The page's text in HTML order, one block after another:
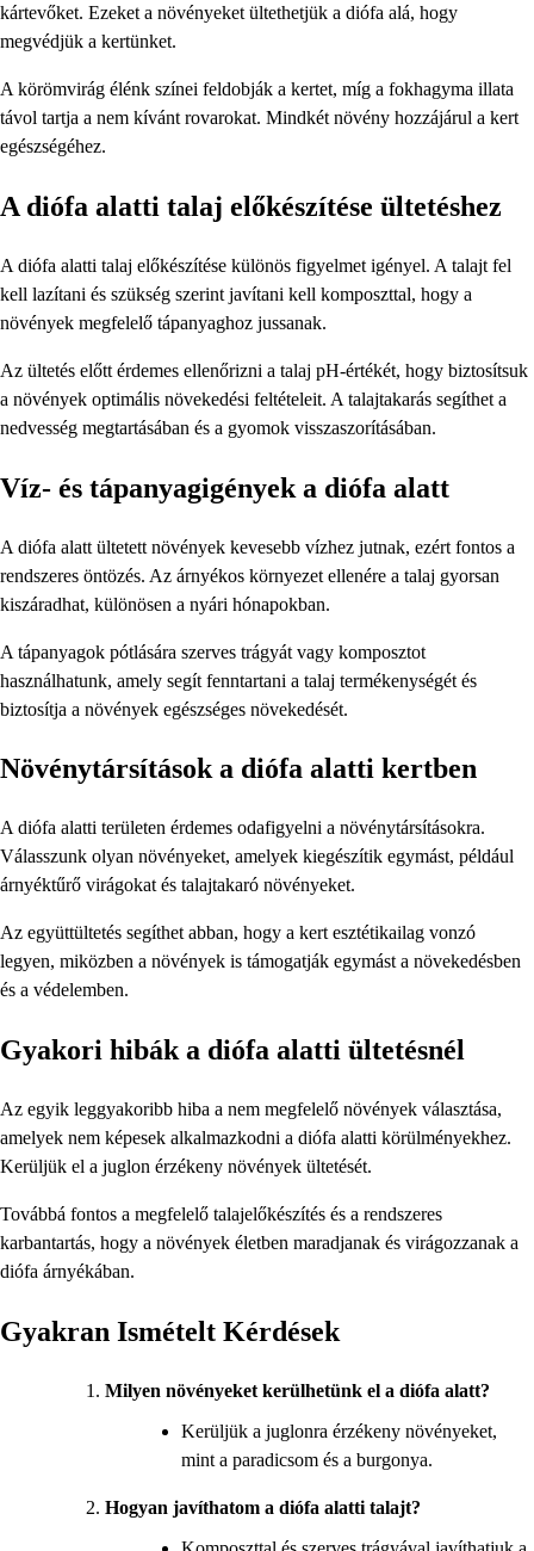
kártevőket. Ezeket a növényeket ültethetjük a diófa alá, hogy
megvédjük a kertünket.
A körömvirág élénk színei feldobják a kertet, míg a fokhagyma illata
távol tartja a nem kívánt rovarokat. Mindkét növény hozzájárul a kert
egészségéhez.
A diófa alatti talaj előkészítése ültetéshez
A diófa alatti talaj előkészítése különös figyelmet igényel. A talajt fel
kell lazítani és szükség szerint javítani kell komposzttal, hogy a
növények megfelelő tápanyaghoz jussanak.
Az ültetés előtt érdemes ellenőrizni a talaj pH-értékét, hogy biztosítsuk
a növények optimális növekedési feltételeit. A talajtakarás segíthet a
nedvesség megtartásában és a gyomok visszaszorításában.
Víz- és tápanyagigények a diófa alatt
A diófa alatt ültetett növények kevesebb vízhez jutnak, ezért fontos a
rendszeres öntözés. Az árnyékos környezet ellenére a talaj gyorsan
kiszáradhat, különösen a nyári hónapokban.
A tápanyagok pótlására szerves trágyát vagy komposztot
használhatunk, amely segít fenntartani a talaj termékenységét és
biztosítja a növények egészséges növekedését.
Növénytársítások a diófa alatti kertben
A diófa alatti területen érdemes odafigyelni a növénytársításokra.
Válasszunk olyan növényeket, amelyek kiegészítik egymást, például
árnyéktűrő virágokat és talajtakaró növényeket.
Az együttültetés segíthet abban, hogy a kert esztétikailag vonzó
legyen, miközben a növények is támogatják egymást a növekedésben
és a védelemben.
Gyakori hibák a diófa alatti ültetésnél
Az egyik leggyakoribb hiba a nem megfelelő növények választása,
amelyek nem képesek alkalmazkodni a diófa alatti körülményekhez.
Kerüljük el a juglon érzékeny növények ültetését.
Továbbá fontos a megfelelő talajelőkészítés és a rendszeres
karbantartás, hogy a növények életben maradjanak és virágozzanak a
diófa árnyékában.
Gyakran Ismételt Kérdések
Milyen növényeket kerülhetünk el a diófa alatt?
Kerüljük a juglonra érzékeny növényeket,
mint a paradicsom és a burgonya.
Hogyan javíthatom a diófa alatti talajt?